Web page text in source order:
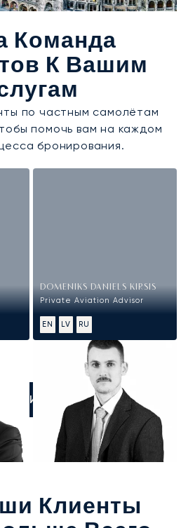
Команда
К Вашим
по частным самолётам
помочь вам на каждом
бронирования.
DOMENIKS DANIELS KIRSIS
Private Aviation Advisor
EN LV RU
НАМ
Клиенты